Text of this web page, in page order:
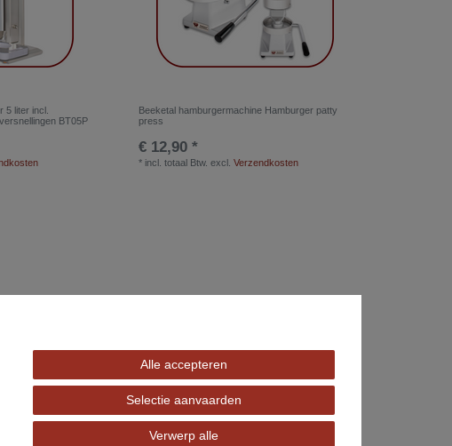
5 liter incl.
BT05P
Beeketal hamburgermachine Hamburger patty
press
€ 12,90 *
* incl. totaal Btw. excl. Verzendkosten
Alle accepteren
Selectie aanvaarden
Verwerp alle